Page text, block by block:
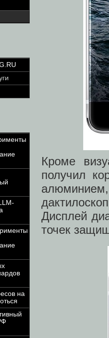
на
Кроме
получил
Дисплей
точек